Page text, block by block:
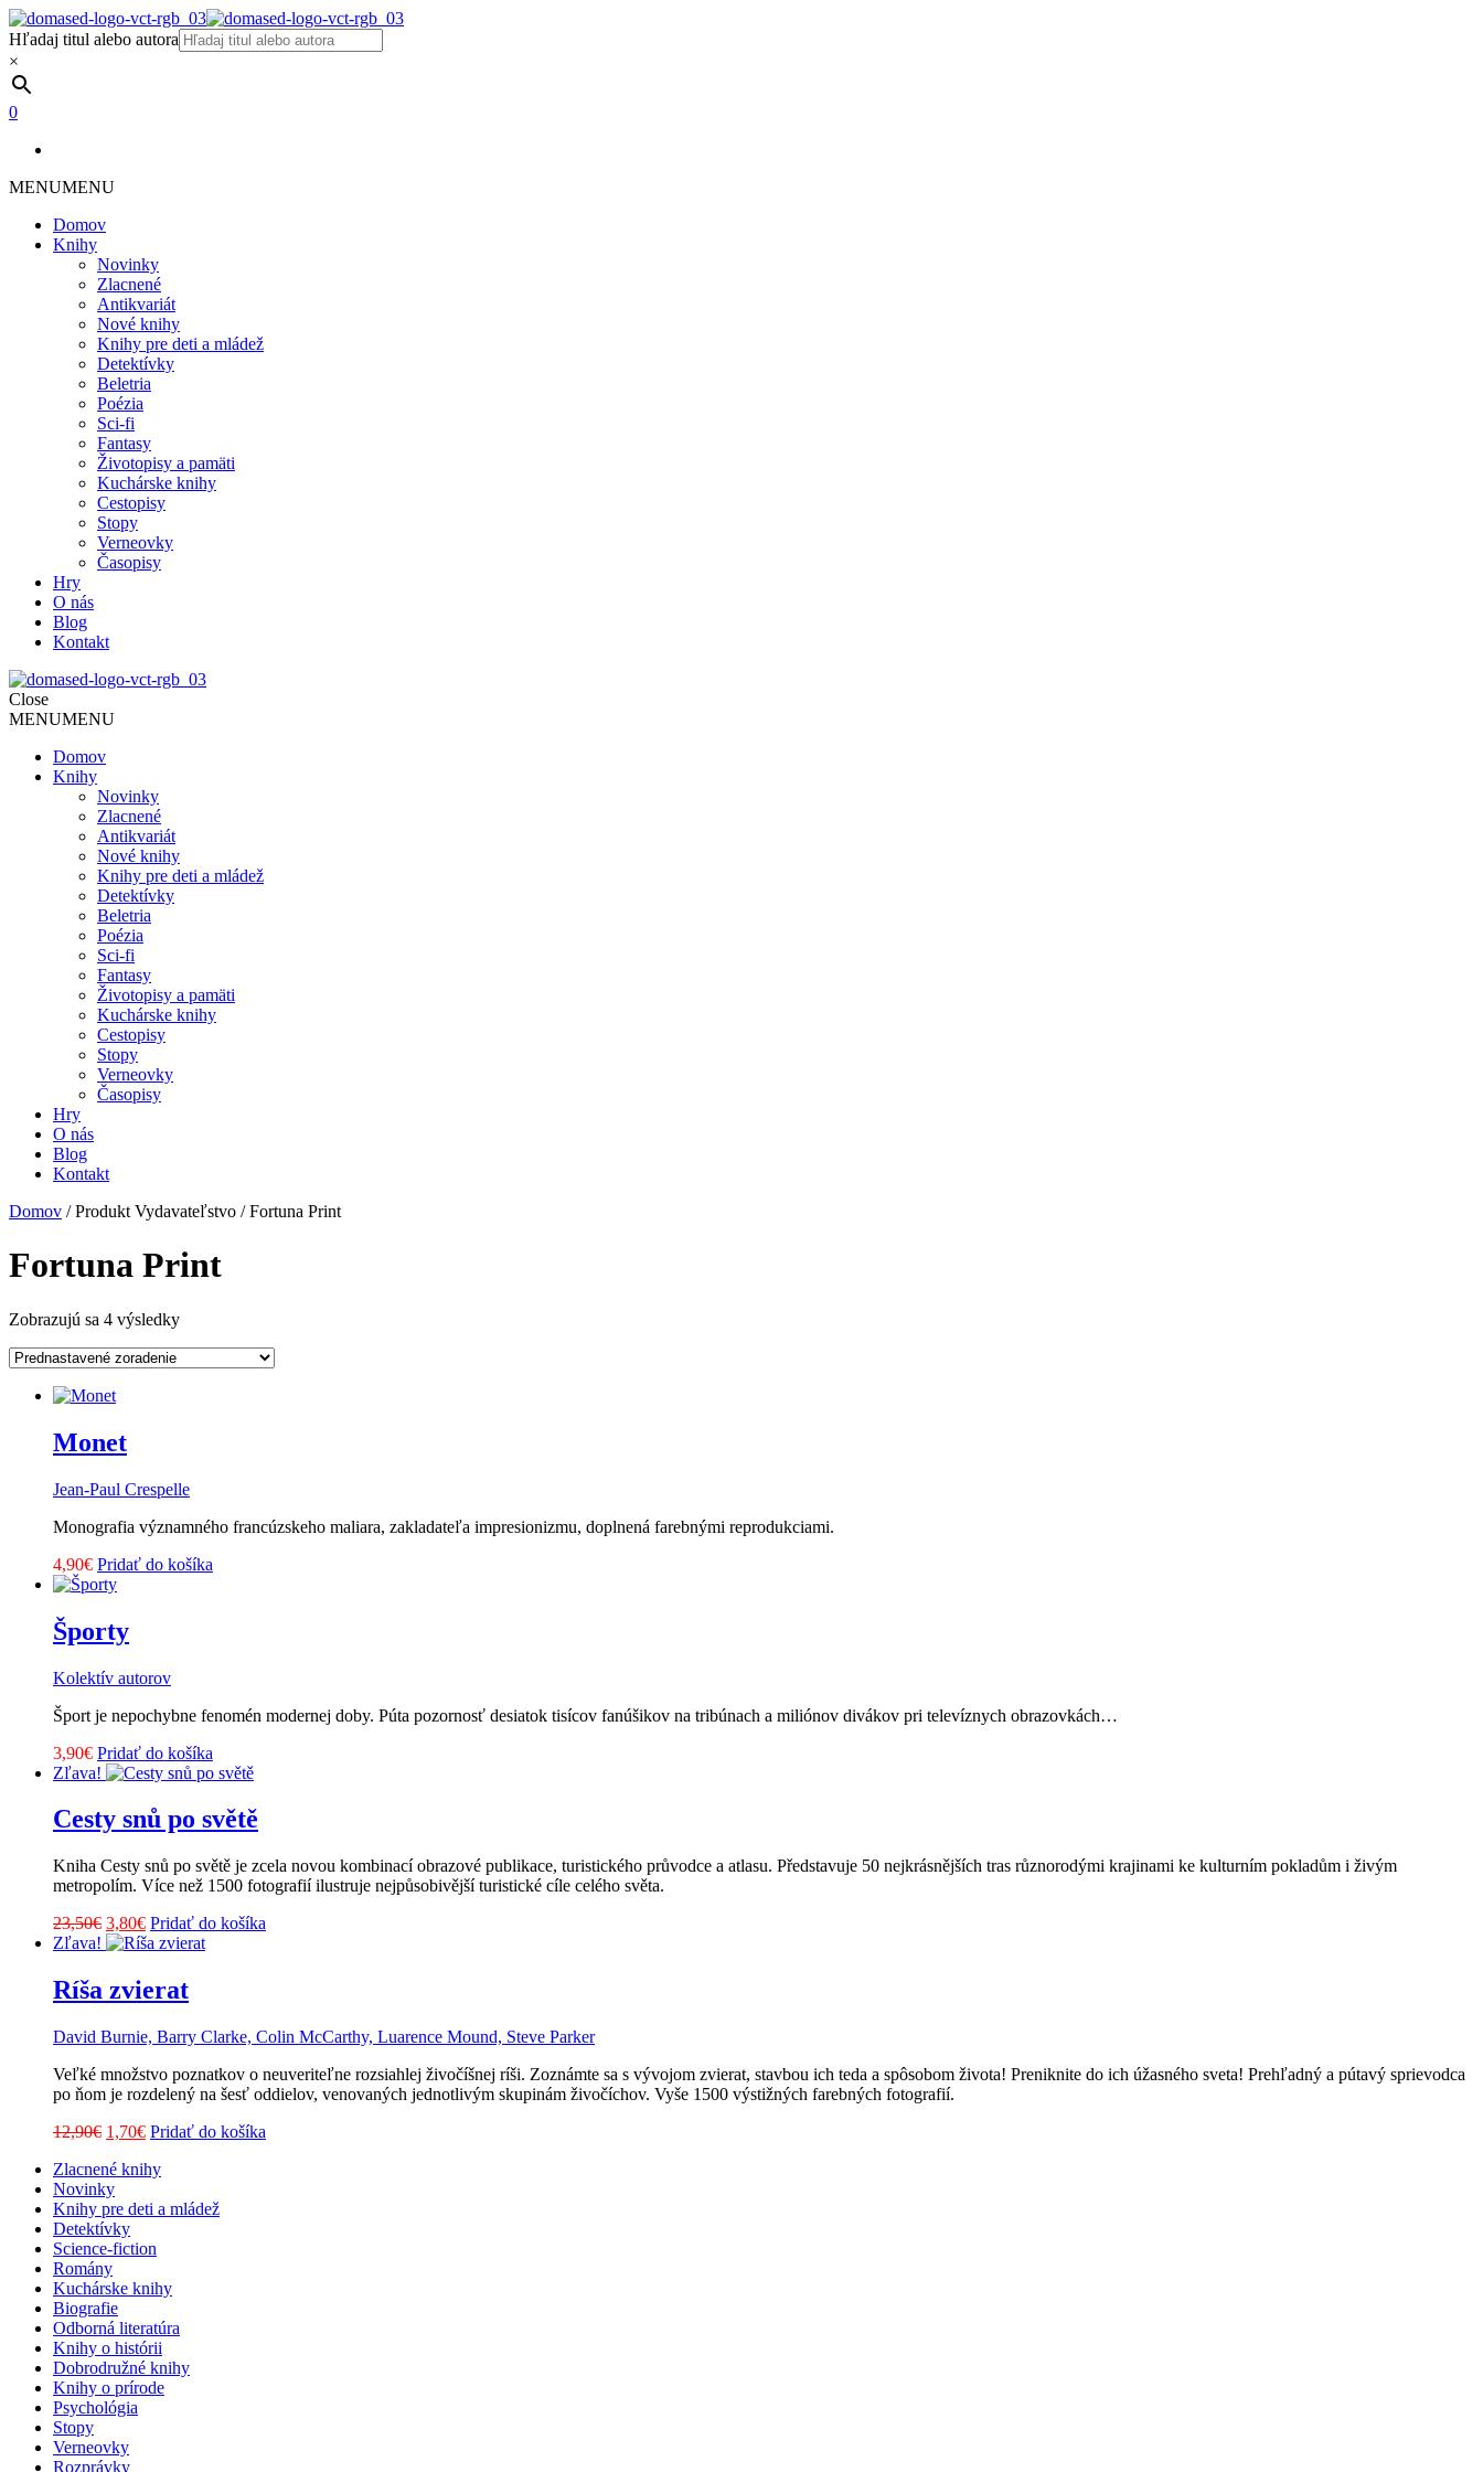
Hľadaj titul alebo autora
×
0
MENUMENU
Domov
Knihy
Novinky
Zlacnené
Antikvariát
Nové knihy
Knihy pre deti a mládež
Detektívky
Beletria
Poézia
Sci-fi
Fantasy
Životopisy a pamäti
Kuchárske knihy
Cestopisy
Stopy
Verneovky
Časopisy
Hry
O nás
Blog
Kontakt
Close
MENUMENU
Domov
Knihy
Novinky
Zlacnené
Antikvariát
Nové knihy
Knihy pre deti a mládež
Detektívky
Beletria
Poézia
Sci-fi
Fantasy
Životopisy a pamäti
Kuchárske knihy
Cestopisy
Stopy
Verneovky
Časopisy
Hry
O nás
Blog
Kontakt
Domov / Produkt Vydavateľstvo / Fortuna Print
Fortuna Print
Zobrazujú sa 4 výsledky
Monet
Jean-Paul Crespelle
Monografia významného francúzskeho maliara, zakladateľa impresionizmu, doplnená farebnými reprodukciami.
4,90€ Pridať do košíka
Športy
Kolektív autorov
Šport je nepochybne fenomén modernej doby. Púta pozornosť desiatok tisícov fanúšikov na tribúnach a miliónov divákov pri televíznych obrazovkách…
3,90€ Pridať do košíka
Zľava!
Cesty snů po světě
Kniha Cesty snů po světě je zcela novou kombinací obrazové publikace, turistického průvodce a atlasu. Představuje 50 nejkrásnějších tras různorodými krajinami ke kulturním pokladům i živým
metropolím. Více než 1500 fotografií ilustruje nejpůsobivější turistické cíle celého světa.
23,50€ Pôvodná
cena
23,50€.
3,80€Aktuálna
cena
3,80€.
Pridať do košíka
Zľava!
Ríša zvierat
David Burnie, Barry Clarke, Colin McCarthy, Luarence Mound, Steve Parker
Veľké množstvo poznatkov o neuveriteľne rozsiahlej živočíšnej ríši. Zoznámte sa s vývojom zvierat, stavbou ich teda a spôsobom života! Preniknite do ich úžasného sveta! Prehľadný a pútavý sprievodca
po ňom je rozdelený na šesť oddielov, venovaných jednotlivým skupinám živočíchov. Vyše 1500 výstižných farebných fotografií.
12,90€ Pôvodná
bola:
12,90€.
1,70€Aktuálna
je:
Pridať do košíka
Zlacnené knihy
Novinky
Knihy pre deti a mládež
Detektívky
Science-fiction
Romány
Kuchárske knihy
Biografie
Odborná literatúra
Knihy o histórii
Dobrodružné knihy
Knihy o prírode
Psychológia
Stopy
Verneovky
Rozprávky